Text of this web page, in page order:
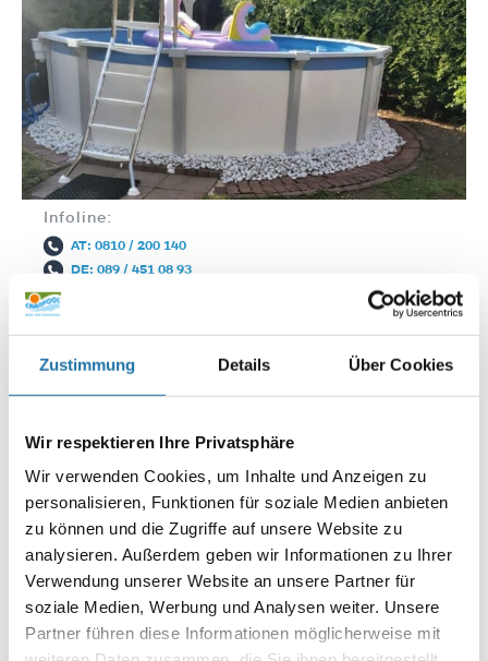
Zustimmung Details Über Cookies
Wir respektieren Ihre Privatsphäre
Wir verwenden Cookies, um Inhalte und Anzeigen zu
personalisieren, Funktionen für soziale Medien anbieten
zu können und die Zugriffe auf unsere Website zu
analysieren. Außerdem geben wir Informationen zu Ihrer
Verwendung unserer Website an unsere Partner für
soziale Medien, Werbung und Analysen weiter. Unsere
Partner führen diese Informationen möglicherweise mit
Infoline:
AT: 0810 / 200 140
DE: 089 / 451 08 93
Autor:
SCHREIBE EINEN KOMMENTAR
Deine E-Mail-Adresse wird nicht veröffentlicht. Erforderliche
Felder sind mit* markiert